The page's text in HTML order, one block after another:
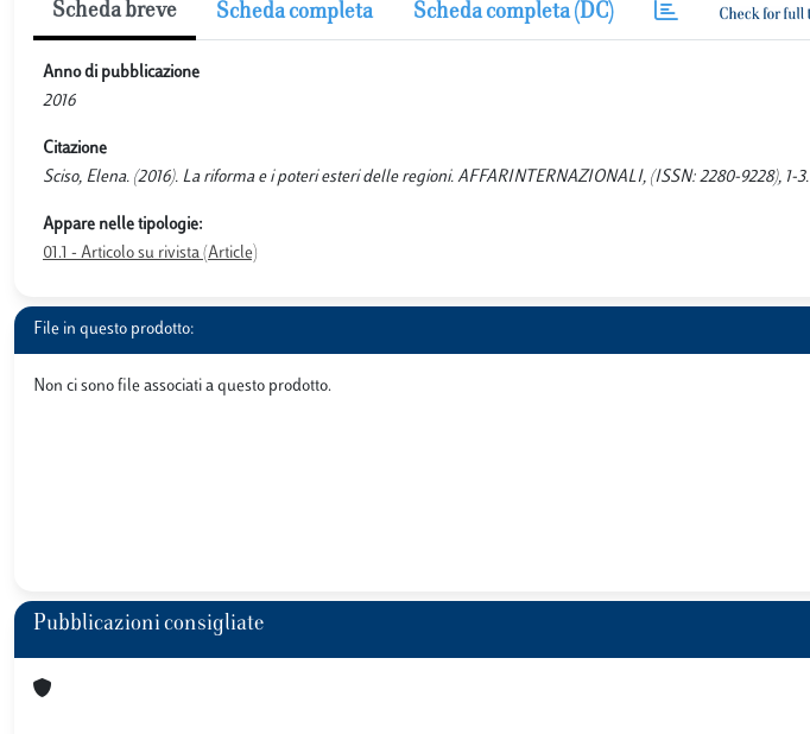
Scheda breve Scheda completa Scheda completa (DC)
Anno di pubblicazione
2016
Citazione
Sciso, Elena. (2016). La riforma e i poteri esteri delle regioni. AFFARINTERNAZIONALI, (ISSN: 2280-9228), 1-3.
Appare nelle tipologie:
01.1 - Articolo su rivista (Article)
File in questo prodotto:
Non ci sono file associati a questo prodotto.
Pubblicazioni consigliate